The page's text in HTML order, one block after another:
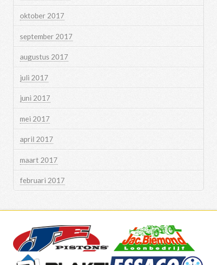
oktober 2017
september 2017
augustus 2017
juli 2017
juni 2017
mei 2017
april 2017
maart 2017
februari 2017